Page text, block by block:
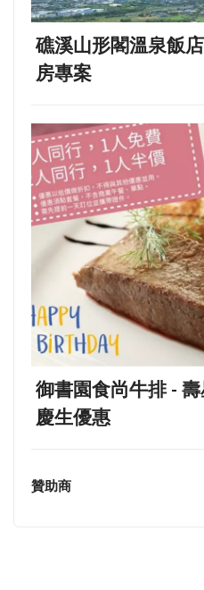
礁溪山形閣溫泉飯
房專案
御書園食尚牛排 -
慶生優惠
贊助商